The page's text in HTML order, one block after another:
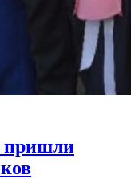
пришли